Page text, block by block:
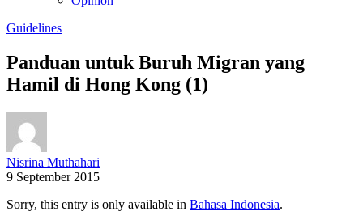
Guidelines
Panduan untuk Buruh Migran yang
Hamil di Hong Kong (1)
Nisrina Muthahari
9 September 2015
Sorry, this entry is only available in Bahasa Indonesia.